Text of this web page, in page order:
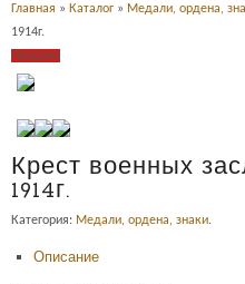
Главная » Каталог » Медали, ордена,
1914г.
Продано
Крест военных
1914г.
Категория: Медали, ордена, знаки.
Описание